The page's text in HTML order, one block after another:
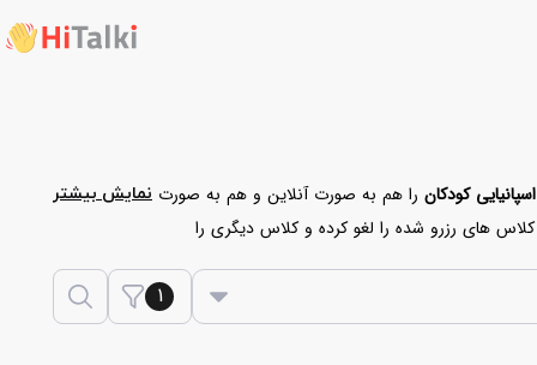
کودکان را هم به صورت آنلاین و هم به صورت
های رزرو شده را لغو کرده و کلاس دیگری را
نمایش بیشتر
1